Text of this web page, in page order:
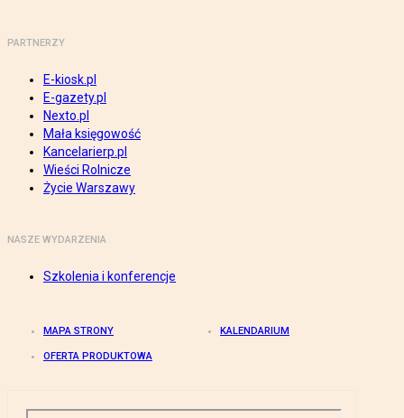
PARTNERZY
E-kiosk.pl
E-gazety.pl
Nexto.pl
Mała księgowość
Kancelarierp.pl
Wieści Rolnicze
Życie Warszawy
NASZE WYDARZENIA
Szkolenia i konferencje
MAPA STRONY KALENDARIUM
OFERTA PRODUKTOWA